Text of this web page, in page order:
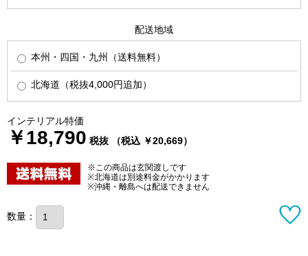
配送地域
本州・四国・九州（送料無料）
北海道（税抜4,000円追加）
インテリアル特価
￥18,790 税抜 （税込 ￥20,669）
※この商品は玄関渡しです
※北海道は別途料金がかかります
※沖縄・離島へは配送できません
数量：